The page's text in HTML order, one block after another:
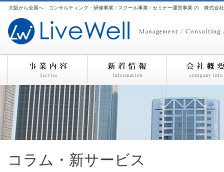
大阪から全国へ コンサルティング・研修事業 / スクール事業 / セミナー運営事業 の 株式会
コラム・新サービス